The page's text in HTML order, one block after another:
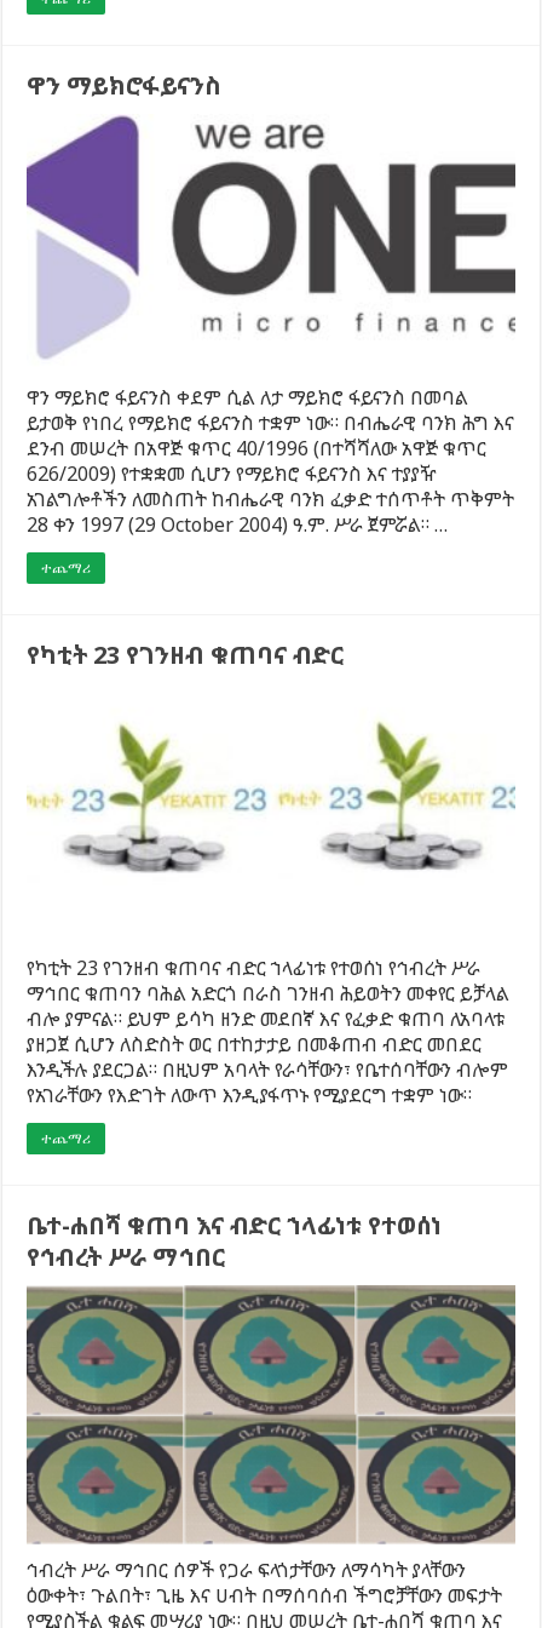
ዋን ማይክሮፋይናንስ
ዋን ማይክሮ ፋይናንስ ቀደም ሲል ለታ ማይክሮ ፋይናንስ በመባል
ይታወቅ የነበረ የማይክሮ ፋይናንስ ተቋም ነው። በብሔራዊ ባንክ ሕግ እና
ደንብ መሠረት በአዋጅ ቁጥር 40/1996 (በተሻሻለው አዋጅ ቁጥር
626/2009) የተቋቋመ ሲሆን የማይክሮ ፋይናንስ እና ተያያዥ
አገልግሎቶችን ለመስጠት ከብሔራዊ ባንክ ፈቃድ ተሰጥቶት ጥቅምት
28 ቀን 1997 (29 October 2004) ዓ.ም. ሥራ ጀምሯል። …
ተጨማሪ
የካቲት 23 የገንዘብ ቁጠባና ብድር
የካቲት 23 የገንዘብ ቁጠባና ብድር ኀላፊነቱ የተወሰነ የኅብረት ሥራ
ማኅበር ቁጠባን ባሕል አድርጎ በራስ ገንዘብ ሕይወትን መቀየር ይቻላል
ብሎ ያምናል። ይህም ይሳካ ዘንድ መደበኛ እና የፈቃድ ቁጠባ ለአባላቱ
ያዘጋጀ ሲሆን ለስድስት ወር በተከታታይ በመቆጠብ ብድር መበደር
እንዲችሉ ያደርጋል። በዚህም አባላት የራሳቸውን፣ የቤተሰባቸውን ብሎም
የአገራቸውን የእድገት ለውጥ እንዲያፋጥኑ የሚያደርግ ተቋም ነው።
ተጨማሪ
ቤተ-ሐበሻ ቁጠባ እና ብድር ኀላፊነቱ የተወሰነ
የኅብረት ሥራ ማኅበር
ኅብረት ሥራ ማኅበር ሰዎች የጋራ ፍላጎታቸውን ለማሳካት ያላቸውን
ዕውቀት፣ ጉልበት፣ ጊዜ እና ሀብት በማሰባሰብ ችግሮቻቸውን መፍታት
የሚያስችል ቁልፍ መሣሪያ ነው። በዚህ መሠረት ቤተ-ሐበሻ ቁጠባ እና